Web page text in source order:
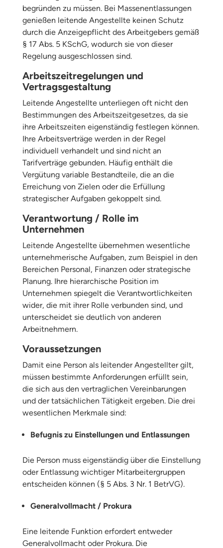
begründen zu müssen. Bei Massenentlassungen
genießen leitende Angestellte keinen Schutz
durch die Anzeigepflicht des Arbeitgebers gemäß
§ 17 Abs. 5 KSchG, wodurch sie von dieser
Regelung ausgeschlossen sind.
Arbeitszeitregelungen und
Vertragsgestaltung
Leitende Angestellte unterliegen oft nicht den
Bestimmungen des Arbeitszeitgesetzes, da sie
ihre Arbeitszeiten eigenständig festlegen können.
Ihre Arbeitsverträge werden in der Regel
individuell verhandelt und sind nicht an
Tarifverträge gebunden. Häufig enthält die
Vergütung variable Bestandteile, die an die
Erreichung von Zielen oder die Erfüllung
strategischer Aufgaben gekoppelt sind.
Verantwortung / Rolle im
Unternehmen
Leitende Angestellte übernehmen wesentliche
unternehmerische Aufgaben, zum Beispiel in den
Bereichen Personal, Finanzen oder strategische
Planung. Ihre hierarchische Position im
Unternehmen spiegelt die Verantwortlichkeiten
wider, die mit ihrer Rolle verbunden sind, und
unterscheidet sie deutlich von anderen
Arbeitnehmern.
Voraussetzungen
Damit eine Person als leitender Angestellter gilt,
müssen bestimmte Anforderungen erfüllt sein,
die sich aus den vertraglichen Vereinbarungen
und der tatsächlichen Tätigkeit ergeben. Die drei
wesentlichen Merkmale sind:
Befugnis zu Einstellungen und Entlassungen
Die Person muss eigenständig über die Einstellung
oder Entlassung wichtiger Mitarbeitergruppen
entscheiden können (§ 5 Abs. 3 Nr. 1 BetrVG).
Generalvollmacht / Prokura
Eine leitende Funktion erfordert entweder
Generalvollmacht oder Prokura. Die